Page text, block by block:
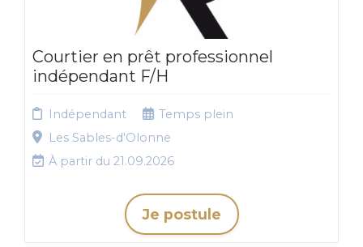
Courtier en prêt professionnel
indépendant F/H
Indépendant
Temps plein
Les Sables-d'Olonne
À partir du 21.09.2026
Je postule